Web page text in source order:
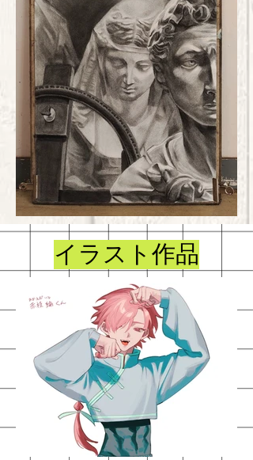
イラスト作品